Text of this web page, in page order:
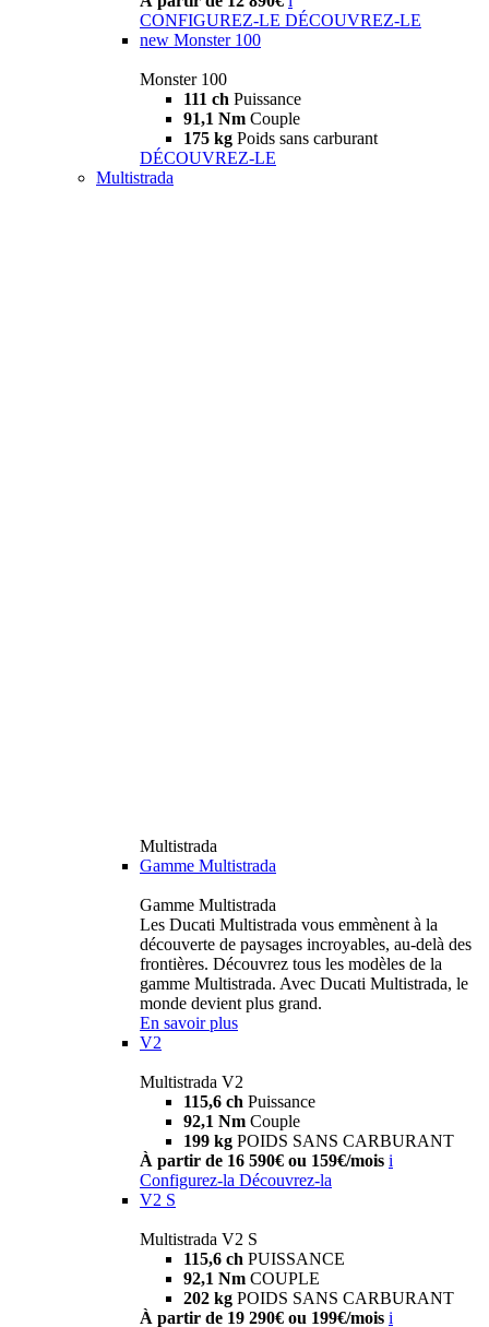
CONFIGUREZ-LE DÉCOUVREZ-LE
new Monster 100
Monster 100
111 ch Puissance
91,1 Nm Couple
175 kg Poids sans carburant
DÉCOUVREZ-LE
Multistrada
Multistrada
Gamme Multistrada
Gamme Multistrada
Les Ducati Multistrada vous emmènent à la
découverte de paysages incroyables, au-delà des
frontières. Découvrez tous les modèles de la
gamme Multistrada. Avec Ducati Multistrada, le
monde devient plus grand.
En savoir plus
V2
Multistrada V2
115,6 ch Puissance
92,1 Nm Couple
199 kg POIDS SANS CARBURANT
À partir de 16 590€ ou 159€/mois i
Configurez-la Découvrez-la
V2 S
Multistrada V2 S
115,6 ch PUISSANCE
92,1 Nm COUPLE
202 kg POIDS SANS CARBURANT
À partir de 19 290€ ou 199€/mois i